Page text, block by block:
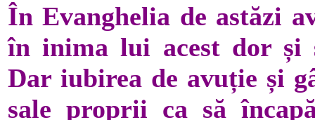
În Evanghelia de astăzi
în inima lui acest dor și
Dar iubirea de avuție și
sale proprii ca să